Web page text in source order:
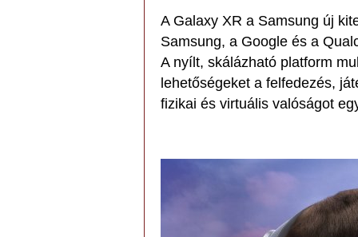
A Galaxy XR a Samsung új
Samsung, a Google és a
A nyílt, skálázható platform
lehetőségeket a felfedezés,
fizikai és virtuális valóságot